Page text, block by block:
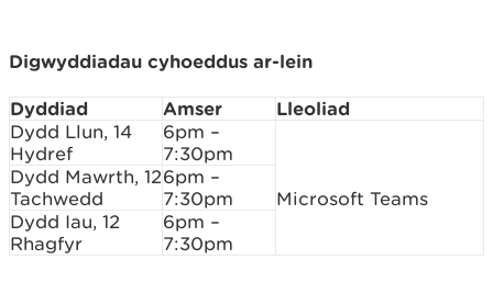
Digwyddiadau cyhoeddus ar-lein
Dyddiad Amser Lleoliad
Dydd Llun, 14
Hydref
6pm –
7:30pm
Microsoft Teams
Dydd Mawrth, 12
Tachwedd
6pm –
7:30pm
Dydd Iau, 12
Rhagfyr
6pm –
7:30pm